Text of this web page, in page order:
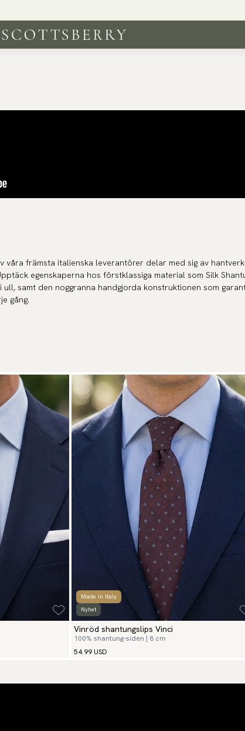
våra främsta italienska leverantörer delar med sig av
egenskaperna hos förstklassiga material som Silk
samt den noggranna handgjorda konstruktionen som
gång.
Made in Italy
Nyhet
Vinröd shantungslips Vinci
100% shantung-siden | 8 cm
54.99 USD